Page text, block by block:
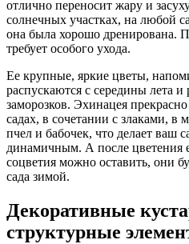
отлично переносит жару и
солнечных участках, на любой
она была хорошо дренирована.
требует особого ухода.
Ее крупные, яркие цветы,
распускаются с середины лета
заморозков. Эхинацея
садах, в сочетании с злаками, в
пчел и бабочек, что делает ваш
динамичным. А после цветения
соцветия можно оставить, они
сада зимой.
Декоративные
структурные